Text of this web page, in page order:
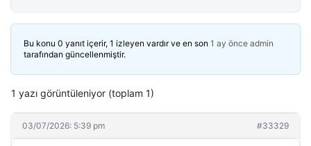
Bu konu 0 yanıt içerir, 1 izleyen vardır ve en son 1 ay önce admin
tarafından güncellenmiştir.
1 yazı görüntüleniyor (toplam 1)
03/07/2026: 5:39 pm #33329